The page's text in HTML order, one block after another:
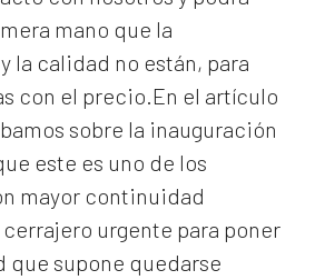
mano que la
la calidad no están, para
con el precio.En el artículo
sobre la inauguración
este es uno de los
mayor continuidad
urgente para poner
que supone quedarse